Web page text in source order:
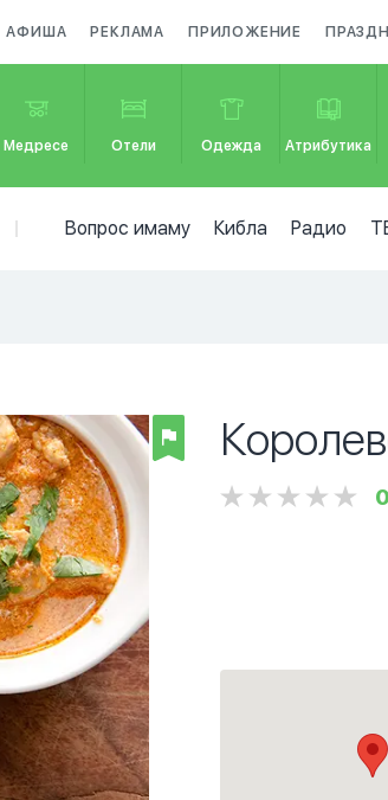
АФИША РЕКЛАМА ПРИЛОЖЕНИЕ
Медресе Отели Одежда Атрибутика
Вопрос имаму Кибла Радио
0